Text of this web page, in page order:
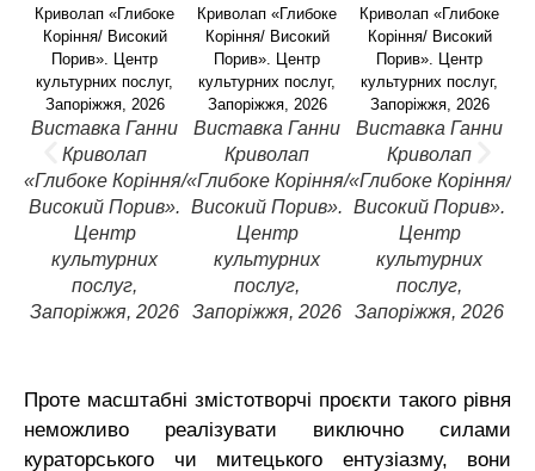
Виставка Ганни
Криволап
«Глибоке Коріння/
Високий Порив».
Центр
культурних
послуг,
Запоріжжя, 2026
Виставка Ганни
Криволап
«Глибоке Коріння/
Високий Порив».
Центр
культурних
послуг,
Запоріжжя, 2026
Виставка Ганни
Криволап
«Глибоке Коріння/
Високий Порив».
Центр
культурних
послуг,
Запоріжжя, 2026
Проте масштабні змістотворчі проєкти такого рівня
неможливо реалізувати виключно силами
кураторського чи митецького ентузіазму, вони